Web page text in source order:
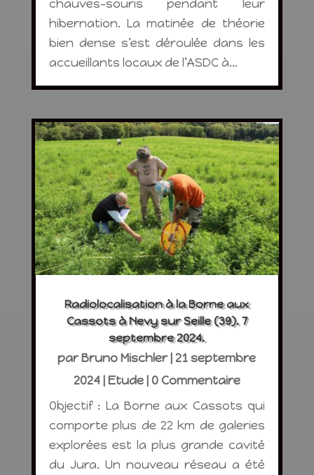
chauves-souris pendant leur
hibernation. La matinée de théorie
bien dense s’est déroulée dans les
accueillants locaux de l’ASDC à...
Radiolocalisation à la Borne aux
Cassots à Nevy sur Seille (39). 7
septembre 2024.
parBruno Mischler| 21 septembre
2024| Etude| 0 Commentaire
Objectif : La Borne aux Cassots qui
comporte plus de 22 km de galeries
explorées est la plus grande cavité
du Jura. Un nouveau réseau a été